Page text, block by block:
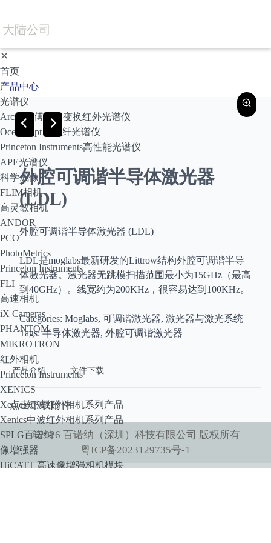
大陆公司
✕
首页
产品中心
光谱仪
Arcoptix傅里叶变换红外光谱仪
Ocean Optics光纤光谱仪
Princeton Instruments高性能光谱仪
APE光谱仪
科学成像
FLIM相机
高灵敏相机
ANDOR
PCO
PhotoMetrics
Princeton Instruments
FLI
高速相机
iX Cameras
PHANTOM
MIKROTRON
红外相机
Princeton Instruments
XENICS
Xenics短波红外相机系列产品
Xenics中波红外相机系列产品
SPLG百诺纳
像增强器
HiCATT 高速像增强相机模块
外腔可调谐半导体激光器
(LDL)
外腔可调谐半导体激光器 (LDL)
LDL是moglabs最新研发的Littrow结构外腔可调谐半导
体激光器。激光器无跳模扫描范围最小为15GHz（最高
到40GHz）。线宽约为200KHz，很容易达到100KHz。
Categories: Moglabs, 可调谐激光器, 激光器与激光系统
Tags: 半导体激光器, 外腔可调谐激光器
产品介绍 文件下载
点击下载附件
©2026 百诺纳（深圳）科技有限公司 版权所有
粤ICP备2023129735号-1